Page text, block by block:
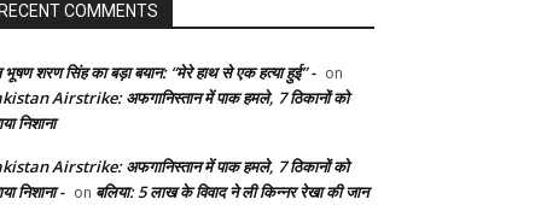
RECENT COMMENTS
शरण सिंह का बड़ा बयान: “मेरे हाथ से एक हत्या हुई” - on
Airstrike: अफगानिस्तान में पाक हमले, 7 ठिकानों को
निशाना
Airstrike: अफगानिस्तान में पाक हमले, 7 ठिकानों को
निशाना - on बलिया: 5 लाख के विवाद ने ली किन्नर रेखा की जान